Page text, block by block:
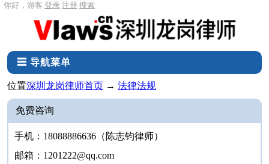
你好，游客 登录 注册 搜索
☰ 导航菜单
位置深圳龙岗律师首页 → 法律法规
免费咨询
手机：18088886636（陈志钧律师）
邮箱：1201222@qq.com